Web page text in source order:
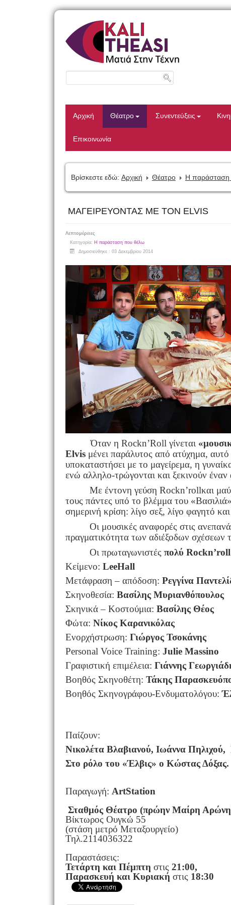
Αρχική Θέατρο Συνεντεύξεις
Επικοινωνία
Βρίσκεστε εδώ: Αρχική Θέατρο Η
ΜΑΓΕΙΡΕΥΟΝΤΑΣ ΜΕ ΤΟΝ ELVIS
Λεπτομέρειες
Κατηγορία: Η παράσταση που θέλω
Δημοσιεύθηκε : 03 Δεκεμβρίου 2014
Όταν η Rockn’Rollγίνεται
Elvis μένει παράλυτος από ατύχημα,
υποκαταστήσει με το μαγείρεμα, η
ενώ αλληλο-τρώγονται και ξεκινούν
Με έντονη γεύση Rockn’rollκαι
τους πάντες υπό το βλέμμα του
σημερινή κρίση: λίγο σεξ, λίγο φαγητό
Οι μουσικές αναφορές στις
πραγματικότητα των αδιέξοδων σχέσεων
Οι πρωταγωνιστές πολύ Rockn’roll
Κείμενο: LeeHall
Μετάφραση – απόδοση: Ρεγγίνα
Σκηνοθεσία: Βασίλης Μυριανθόπουλος
Σκηνικά – Κοστούμια: Βασίλης Θέος
Φώτα: Νίκος Καρανικόλας
Ενορχήστρωση: Γιώργος Τσοκάνης
Personal Voice Training: Julie Massino
Γραφιστική επιμέλεια: Γιάννης
Βοηθός Σκηνοθέτη: Τάκης
Βοηθός Σκηνογράφου-Ενδυματολόγου:
Παίζουν:
Νικολέτα Βλαβιανού, Ιωάννα
Στο ρόλο του «Έλβις» ο Κώστας Δόξας.
Παραγωγή: ArtStation
Σταθμός Θέατρο (πρώην Μαίρη
Βίκτωρος Ουγκώ 55
(στάση μετρό Μεταξουργείο)
Τηλ.2114036322
Παραστάσεις:
Τετάρτη και Πέμπτη στις 21:00,
Παρασκευή και Κυριακή στις 18:30